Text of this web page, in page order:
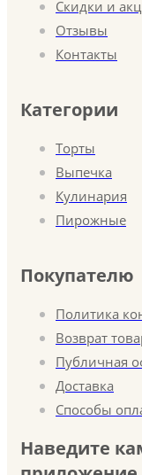
Скидки и
Отзывы
Контакты
Категории
Торты
Выпечка
Кулинария
Пирожные
Покупателю
Политика
Возврат
Публичная
Доставка
Способы
Наведите